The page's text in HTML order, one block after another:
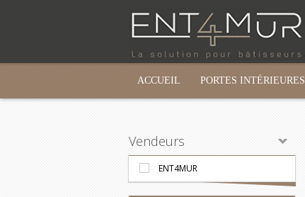
ACCUEIL PORTES INTÉRIEURES
Vendeurs
ENT4MUR